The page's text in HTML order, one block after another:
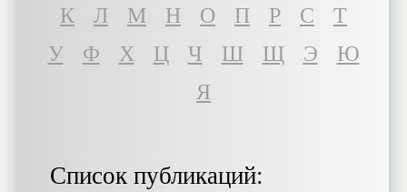
К
Л М Н О П Р С
Т
У
Ф Х Ц Ч Ш Щ Э
Ю
Я
Список публикаций: